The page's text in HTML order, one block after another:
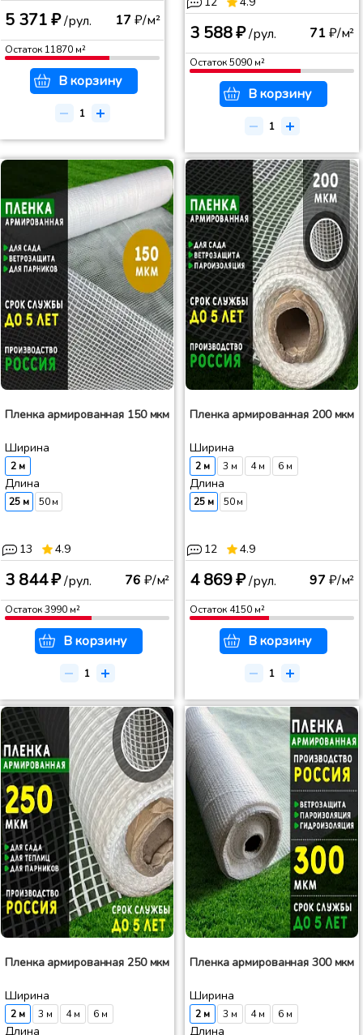
5 371 ₽/рул. 17₽/м²
Остаток 11870м²
В корзину
3 588 ₽/рул. 71₽/м²
Остаток5090м²
В корзину
Пленка армированная 150 мкм
Ширина
2 м
Длина
25 м 50 м
13 4.9
3 844 ₽/рул. 76 ₽/м²
Остаток3990м²
В корзину
Пленка армированная 200 мкм
Ширина
2 м 3 м 4 м 6 м
Длина
25 м 50 м
12 4.9
4 869 ₽/рул. 97₽/м²
Остаток 4150м²
В корзину
Пленка армированная 250 мкм
Ширина
2 м 3 м 4 м 6 м
Длина
Пленка армированная 300 мкм
Ширина
2 м 3 м 4 м 6 м
Длина